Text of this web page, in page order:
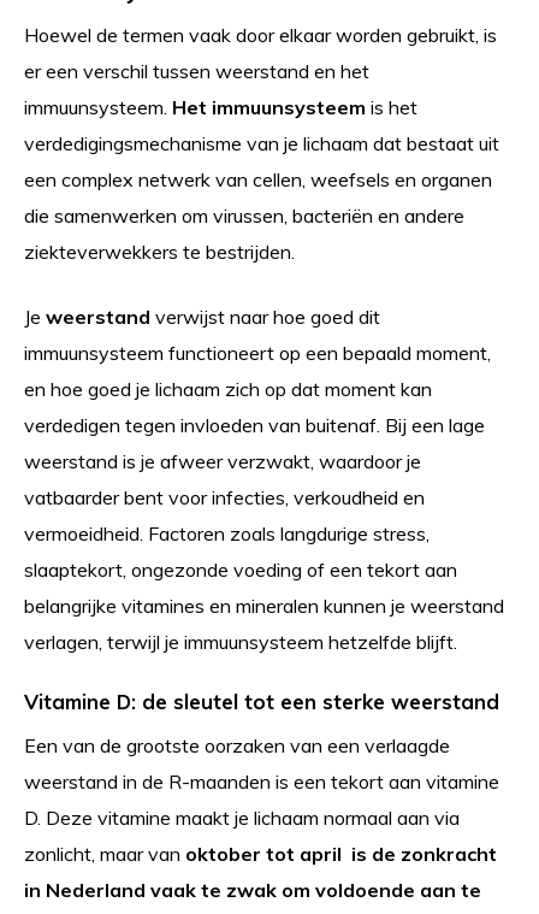
Hoewel de termen vaak door elkaar worden gebruikt, is
er een verschil tussen weerstand en het
immuunsysteem. Het immuunsysteem is het
verdedigingsmechanisme van je lichaam dat bestaat uit
een complex netwerk van cellen, weefsels en organen
die samenwerken om virussen, bacteriën en andere
ziekteverwekkers te bestrijden.
Je weerstand verwijst naar hoe goed dit
immuunsysteem functioneert op een bepaald moment,
en hoe goed je lichaam zich op dat moment kan
verdedigen tegen invloeden van buitenaf. Bij een lage
weerstand is je afweer verzwakt, waardoor je
vatbaarder bent voor infecties, verkoudheid en
vermoeidheid. Factoren zoals langdurige stress,
slaaptekort, ongezonde voeding of een tekort aan
belangrijke vitamines en mineralen kunnen je weerstand
verlagen, terwijl je immuunsysteem hetzelfde blijft.
Vitamine D: de sleutel tot een sterke weerstand
Een van de grootste oorzaken van een verlaagde
weerstand in de R-maanden is een tekort aan vitamine
D. Deze vitamine maakt je lichaam normaal aan via
zonlicht, maar van oktober tot april is de zonkracht
in Nederland vaak te zwak om voldoende aan te